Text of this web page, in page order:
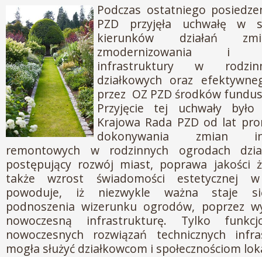
Podczas ostatniego
PZD przyjęła uchwałę w
kierunków działań
zmodernizowania i
infrastruktury w
działkowych oraz
przez OZ PZD środków
Przyjęcie tej uchwały
Krajowa Rada PZD od lat
dokonywania zmian
remontowych w rodzinnych ogrodach
postępujący rozwój miast, poprawa jakości
także wzrost świadomości estetycznej w
powoduje, iż niezwykle ważna staje
podnoszenia wizerunku ogrodów, poprzez
nowoczesną infrastrukturę. Tylko
nowoczesnych rozwiązań technicznych
mogła służyć działkowcom i społecznościom